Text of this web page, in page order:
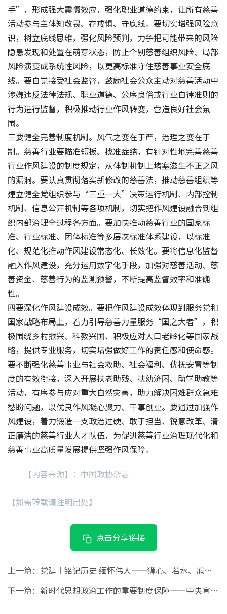
手”，形成强大震慑效应，强化职业道德约束，让所有慈善
活动参与主体知敬畏、存戒惧、守底线。要切实增强风险意
识，树立底线思维，强化风险预判，力争把可能带来的风险
隐患发现和处置在萌芽状态，防止个别慈善组织风险、局部
风险演变成系统性风险，以更高标准守住慈善事业安全底
线。要自觉接受社会监督，鼓励社会公众主动对慈善活动中
涉嫌违反法律法规、职业道德、公序良俗或行业自律准则的
行为进行监督，积极推动行业作风转变，营造良好社会氛
围。
三要健全完善制度机制。风气之变在于严，治理之变在于
制。慈善行业要瞄准短板、找准症结，有针对性地完善慈善
行业作风建设的制度规定，从体制机制上堵塞滋生不正之风
的漏洞。要认真贯彻落实新修改的慈善法，推动慈善组织等
建立健全党组织参与“三重一大”决策运行机制、内部控制
机制、信息公开机制等各项机制，切实把作风建设融合到组
织内部治理全过程各方面。要加快推动慈善行业的国家标
准、行业标准、团体标准等多层次标准体系建设，以标准
化、规范化推动作风建设常态化、长效化。要将信息化监督
融入作风建设，充分运用数字化手段，加强对慈善活动、慈
善资金、慈善行为的监测预警，不断提高监督效率和准确
性。
四要深化作风建设成效。要把作风建设成效体现到服务党和
国家战略布局上，着力引导慈善力量服务“国之大者”，积
极围绕乡村振兴、科教兴国、积极应对人口老龄化等国家战
略，提供专业服务，切实增强做好工作的责任感和使命感。
要不断强化慈善事业与社会救助、社会福利、优抚安置等制
度的有效衔接，深入开展扶老助残、扶幼济困、助学助教等
活动，有序参与应对重大自然灾害，助力解决困难群众急难
愁盼问题，以优良作风凝心聚力、干事创业。要通过加强作
风建设，着力锻造一支政治过硬、敢于担当、锐意改革、清
正廉洁的慈善行业人才队伍，为促进慈善行业治理现代化和
慈善事业高质量发展提供坚强作风保障。
【内容来源】：中国政协杂志
【如需转载请注明出处】
点击分享链接
上一篇： 党建︱铭记历史 缅怀伟人——狮心、若水、旭狮服务队党小组联合赴湖南韶山开展党建活动
下一篇： 新时代思想政治工作的重要制度保障——中央宣传部负责人就《中国共产党思想政治工作条例》答记者问